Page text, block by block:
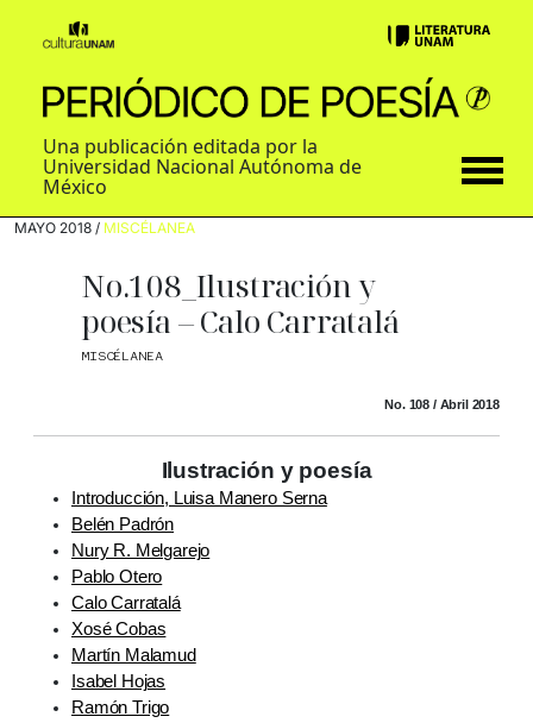
Una publicación editada por la
Universidad Nacional Autónoma de
México
MAYO 2018 / MISCÉLANEA
No.108_Ilustración y
poesía – Calo Carratalá
MISCÉLANEA
No. 108 / Abril 2018
Ilustración y poesía
Introducción, Luisa Manero Serna
Belén Padrón
Nury R. Melgarejo
Pablo Otero
Calo Carratalá
Xosé Cobas
Martín Malamud
Isabel Hojas
Ramón Trigo